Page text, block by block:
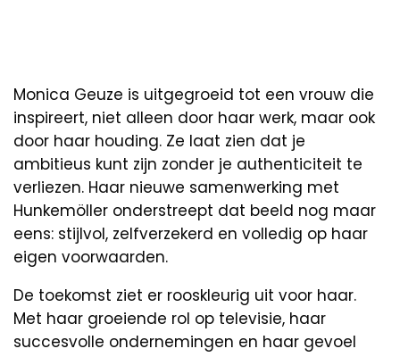
Monica Geuze is uitgegroeid tot een vrouw die
inspireert, niet alleen door haar werk, maar ook
door haar houding. Ze laat zien dat je
ambitieus kunt zijn zonder je authenticiteit te
verliezen. Haar nieuwe samenwerking met
Hunkemöller onderstreept dat beeld nog maar
eens: stijlvol, zelfverzekerd en volledig op haar
eigen voorwaarden.
De toekomst ziet er rooskleurig uit voor haar.
Met haar groeiende rol op televisie, haar
succesvolle ondernemingen en haar gevoel